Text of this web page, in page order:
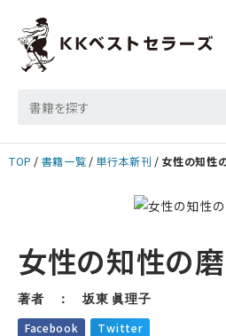
TOP 書籍一覧 単行本新刊 女性の知性
女性の知性の
著者 ： 坂東 眞理子
Facebook Twitter